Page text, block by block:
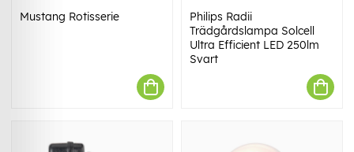
Mustang Rotisserie
Philips Radii
Trädgårdslampa Solcell
Ultra Efficient LED 250lm
Svart